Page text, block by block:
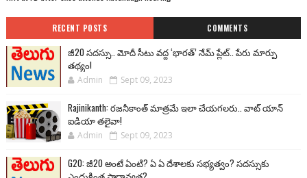
RECENT POSTS COMMENTS
జీ20 సదస్సు.. మోదీ సీటు వద్ద ‘భారత్’ నేమ్ ప్లేట్‌.. పేరు మార్పు
తథ్యం!
Admin Sept 09, 2023
Rajinikanth: రజనీకాంత్ మాత్రమే ఇలా చేయగలరు.. వాట్ యాన్
ఐడియా తలైవా!
Admin Sept 09, 2023
G20: జీ20 అంటే ఏంటి? ఏ ఏ దేశాలకు సభ్యత్వం? సదస్సుకు